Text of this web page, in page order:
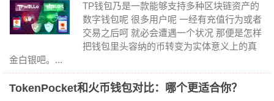
TP钱包乃是一款能够支持多种区块链资产的
数字钱包呢 很多用户呢 一经有充值行为或者
交易之后呵 就必会遭遇一个状况 那便是怎样
把钱包里头容纳的币转变为实体意义上的真
金白银吧。...
TokenPocket和火币钱包对比：哪个更适合你？